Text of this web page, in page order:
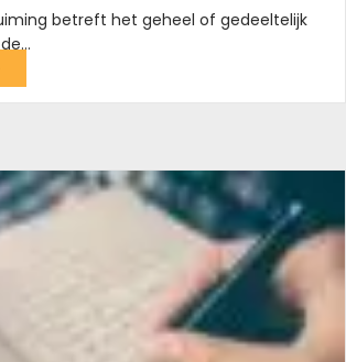
betreft het geheel of gedeeltelijk